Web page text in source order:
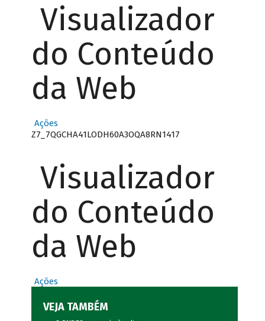
Visualizador
do Conteúdo
da Web
Ações
Z7_7QGCHA41LODH60A3OQA8RN1417
Visualizador
do Conteúdo
da Web
Ações
VEJA TAMBÉM